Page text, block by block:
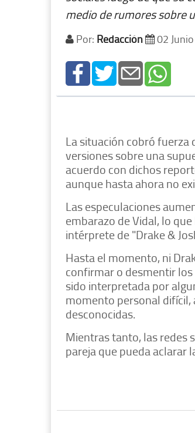
medio de rumores sobre
Por: Redacción 02
La situación cobró fuerza
versiones sobre una
acuerdo con dichos
aunque hasta ahora no
Las especulaciones
embarazo de Vidal, lo
intérprete de "Drake &
Hasta el momento, ni
confirmar o desmentir
sido interpretada por
momento personal difícil,
desconocidas.
Mientras tanto, las redes
pareja que pueda aclarar